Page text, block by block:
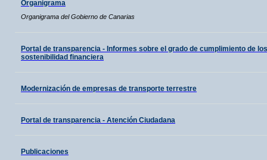
Organigrama
Organigrama del Gobierno de Canarias
Portal de transparencia - Informes sobre el grado de cumplimiento de
sostenibilidad financiera
Modernización de empresas de transporte terrestre
Portal de transparencia - Atención Ciudadana
Publicaciones